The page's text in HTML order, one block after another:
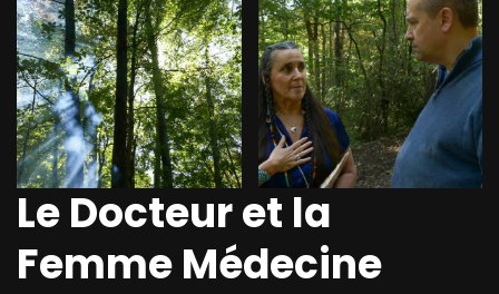
Le Docteur et la
Femme Médecine